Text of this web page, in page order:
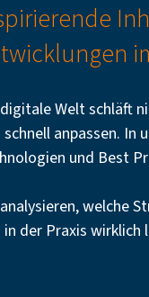
Welt schläft
schnell anpassen.
und Best
welche
in der Praxis